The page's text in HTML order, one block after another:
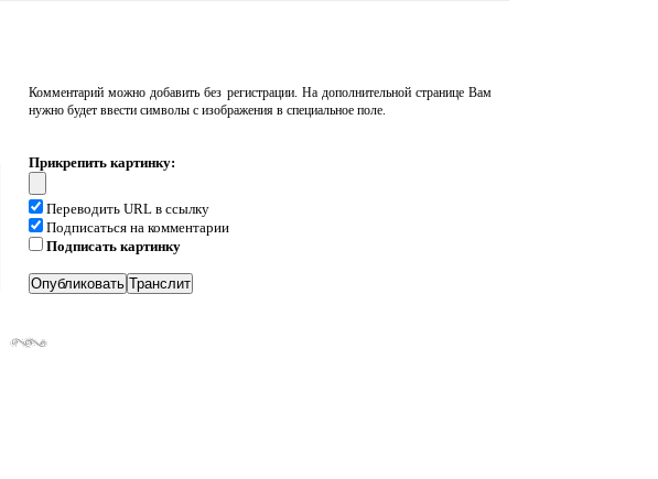
Комментарий можно добавить без регистрации. На дополнительной странице Вам
нужно будет ввести символы с изображения в специальное поле.
Прикрепить картинку:
Переводить URL в ссылку
Подписаться на комментарии
Подписать картинку